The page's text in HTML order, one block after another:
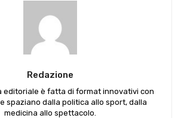
Redazione
editoriale è fatta di format innovativi con
spaziano dalla politica allo sport, dalla
medicina allo spettacolo.